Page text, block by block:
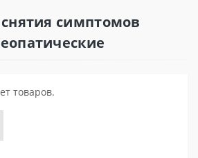
симптомов
товаров.